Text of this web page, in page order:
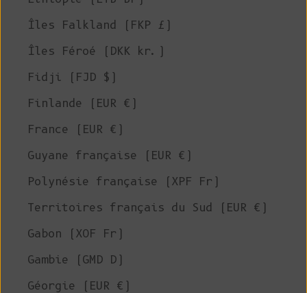
Îles Falkland (FKP £)
Îles Féroé (DKK kr.)
Fidji (FJD $)
Finlande (EUR €)
France (EUR €)
Guyane française (EUR €)
Polynésie française (XPF Fr)
Territoires français du Sud (EUR €)
Gabon (XOF Fr)
Gambie (GMD D)
Géorgie (EUR €)